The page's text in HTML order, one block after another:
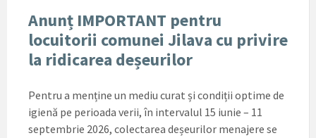
Anunț IMPORTANT pentru
locuitorii comunei Jilava cu privire
la ridicarea deșeurilor
Pentru a menține un mediu curat și condiții optime de
igienă pe perioada verii, în intervalul 15 iunie – 11
septembrie 2026, colectarea deșeurilor menajere se